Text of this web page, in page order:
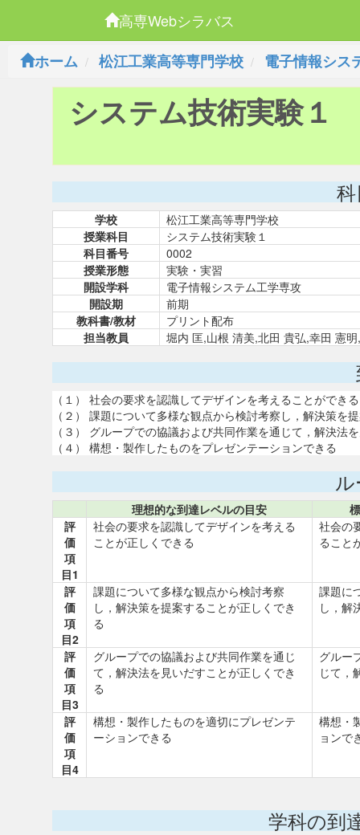
高専Webシラバス
ホーム
松江工業高等専門学校 電子情報シス
システム技術実験１
学校
松江工業高等専門学校
授業科目
システム技術実験１
科目番号
0002
授業形態
実験・実習
開設学科
電子情報システム工学専攻
開設期
前期
教科書/教材
プリント配布
担当教員
堀内 匡,山根 清美,北田 貴弘,幸田 憲
（１） 社会の要求を認識してデザインを考えることができる
（２） 課題について多様な観点から検討考察し，解決策を
（３） グループでの協議および共同作業を通じて，解決法
（４） 構想・製作したものをプレゼンテーションできる
理想的な到達レベルの目安
評
価
項
目1
社会の要求を認識してデザインを考える
ことが正しくできる
社会の
ること
評
価
項
目2
課題について多様な観点から検討考察
し，解決策を提案することが正しくでき
る
課題に
し，解
評
価
項
目3
グループでの協議および共同作業を通じ
て，解決法を見いだすことが正しくでき
る
グルー
じて，
評
価
項
目4
構想・製作したものを適切にプレゼンテ
ーションできる
構想・
ョンで
学科の到